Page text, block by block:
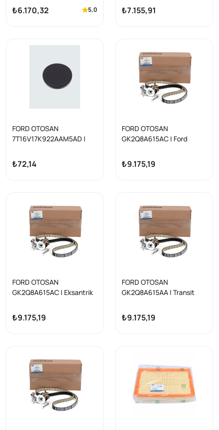
₺6.170,32 5,0
Ford Orijinal
₺7.155,91
FORD OTOSAN
7T16V17K922AAM5AD |
Yuvarlak: Connect 02- | 1
Adet
₺72,14
FORD OTOSAN
GK2Q8A615AC | Ford
V363/Custom 2.0 EcoBlue
Panther Triger Seti
₺9.175,19
FORD OTOSAN
GK2Q8A615AC | Eksantrik
V363/Transit V-362 / 63
2.0 Ecoblue Panther 17 -
₺9.175,19
FORD OTOSAN
GK2Q8A615AA | Transit
Ecoblue Triger Set
₺9.175,19